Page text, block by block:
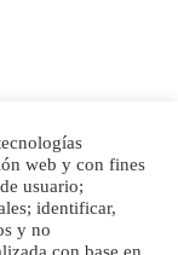
HOY 06/07/2025 ZONA
web y con fines
usuario;
identificar,
y no